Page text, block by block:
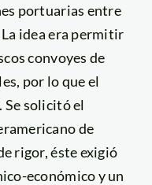
portuarias entre
idea era permitir
convoyes de
por lo que el
Se solicitó el
de
rigor, éste exigió
económico y un